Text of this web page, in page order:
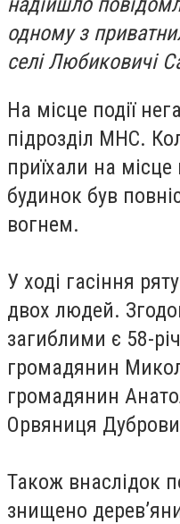
одному з
селі Любиковичі
На місце події
підрозділ МНС.
приїхали на
будинок був
вогнем.
У ході гасіння
двох людей.
загиблими є 58-
громадянин
громадянин
Орвяниця
Також внаслідок
знищено